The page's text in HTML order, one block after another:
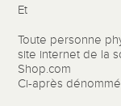
Et
Toute personne
site internet de la
Shop.com
Ci-après